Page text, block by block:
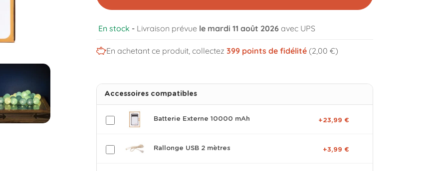
En stock - Livraison prévue le mardi 11 août 2026 avec UPS
En achetant ce produit, collectez 399points de fidélité (2,00 €)
Accessoires compatibles
Batterie Externe 10000 mAh +23,99 €
Rallonge USB 2 mètres +3,99 €